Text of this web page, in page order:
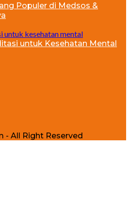
Populer di Medsos &
untuk Kesehatan Mental
- All Right Reserved